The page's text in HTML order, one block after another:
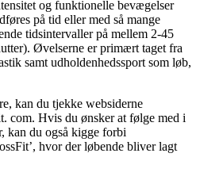
og funktionelle bevægelser
på tid eller med så mange
tidsintervaller på mellem 2-45
Øvelserne er primært taget fra
samt udholdenhedssport som løb,
kan du tjekke websiderne
com. Hvis du ønsker at følge med i
kan du også kigge forbi
hvor der løbende bliver lagt